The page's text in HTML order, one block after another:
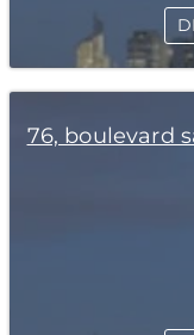
76, boulevard